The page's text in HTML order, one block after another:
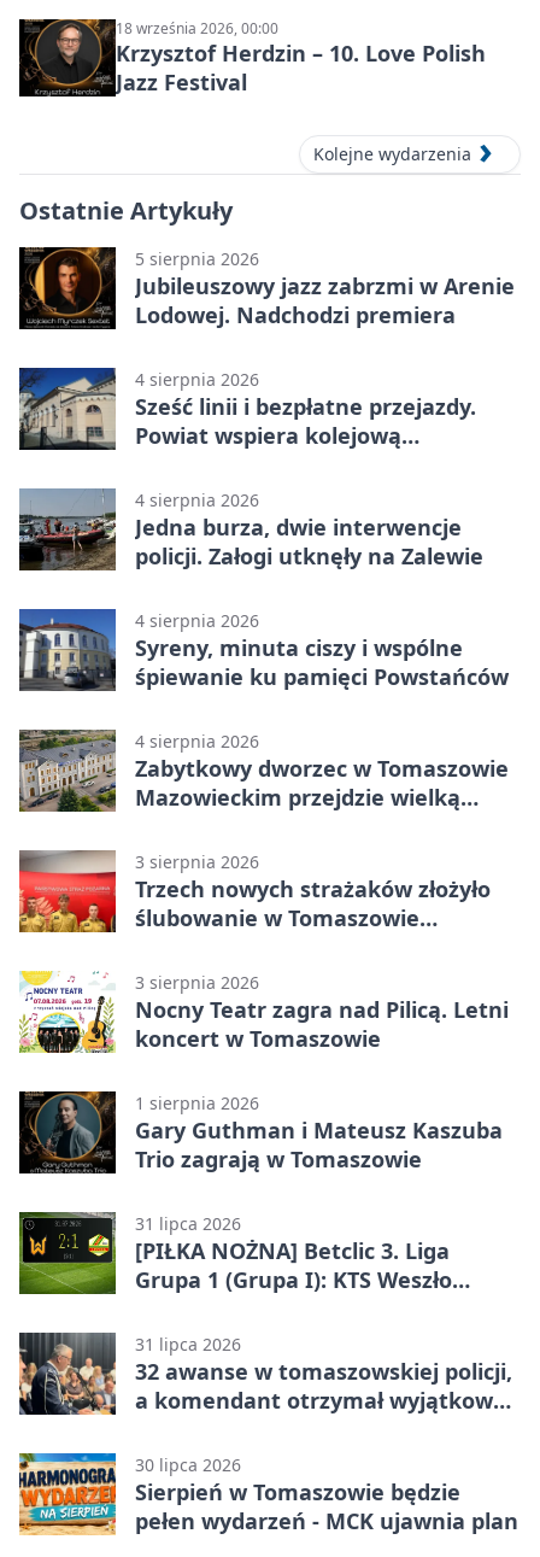
Społecznej
18 września 2026, 00:00
Krzysztof Herdzin – 10. Love Polish
Jazz Festival
Kolejne wydarzenia
Ostatnie Artykuły
5 sierpnia 2026
Jubileuszowy jazz zabrzmi w Arenie
Lodowej. Nadchodzi premiera
4 sierpnia 2026
Sześć linii i bezpłatne przejazdy.
Powiat wspiera kolejową
4 sierpnia 2026
Jedna burza, dwie interwencje
policji. Załogi utknęły na Zalewie
4 sierpnia 2026
Syreny, minuta ciszy i wspólne
śpiewanie ku pamięci Powstańców
4 sierpnia 2026
Zabytkowy dworzec w Tomaszowie
Mazowieckim przejdzie wielką
wykonawcy
3 sierpnia 2026
Trzech nowych strażaków złożyło
ślubowanie w Tomaszowie
3 sierpnia 2026
Nocny Teatr zagra nad Pilicą. Letni
koncert w Tomaszowie
1 sierpnia 2026
Gary Guthman i Mateusz Kaszuba
Trio zagrają w Tomaszowie
31 lipca 2026
[PIŁKA NOŻNA] Betclic 3. Liga
Grupa 1 (Grupa I): KTS Weszło
Mazowiecki 2:1
31 lipca 2026
32 awanse w tomaszowskiej policji,
a komendant otrzymał wyjątkowy
30 lipca 2026
Sierpień w Tomaszowie będzie
pełen wydarzeń - MCK ujawnia plan